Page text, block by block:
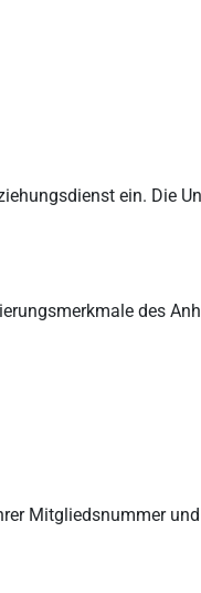
ein. Die
des
Mitgliedsnummer